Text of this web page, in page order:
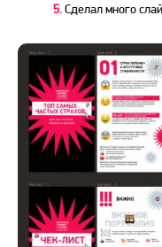
5.Сделал много